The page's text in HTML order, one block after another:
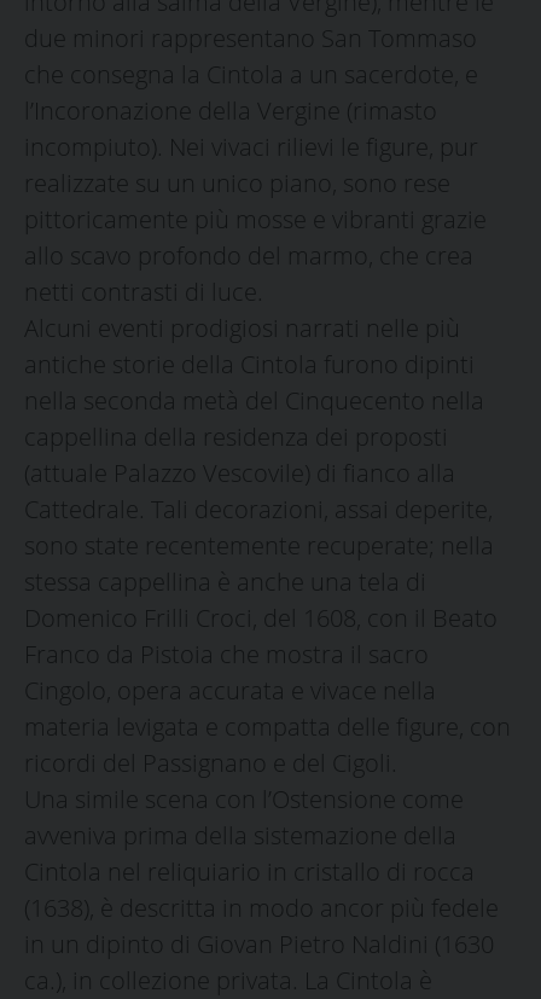
due minori rappresentano San Tommaso
che consegna la Cintola a un sacerdote, e
l’Incoronazione della Vergine (rimasto
incompiuto). Nei vivaci rilievi le figure, pur
realizzate su un unico piano, sono rese
pittoricamente più mosse e vibranti grazie
allo scavo profondo del marmo, che crea
netti contrasti di luce.
Alcuni eventi prodigiosi narrati nelle più
antiche storie della Cintola furono dipinti
nella seconda metà del Cinquecento nella
cappellina della residenza dei proposti
(attuale Palazzo Vescovile) di fianco alla
Cattedrale. Tali decorazioni, assai deperite,
sono state recentemente recuperate; nella
stessa cappellina è anche una tela di
Domenico Frilli Croci, del 1608, con il Beato
Franco da Pistoia che mostra il sacro
Cingolo, opera accurata e vivace nella
materia levigata e compatta delle figure, con
ricordi del Passignano e del Cigoli.
Una simile scena con l’Ostensione come
avveniva prima della sistemazione della
Cintola nel reliquiario in cristallo di rocca
(1638), è descritta in modo ancor più fedele
in un dipinto di Giovan Pietro Naldini (1630
ca.), in collezione privata. La Cintola è